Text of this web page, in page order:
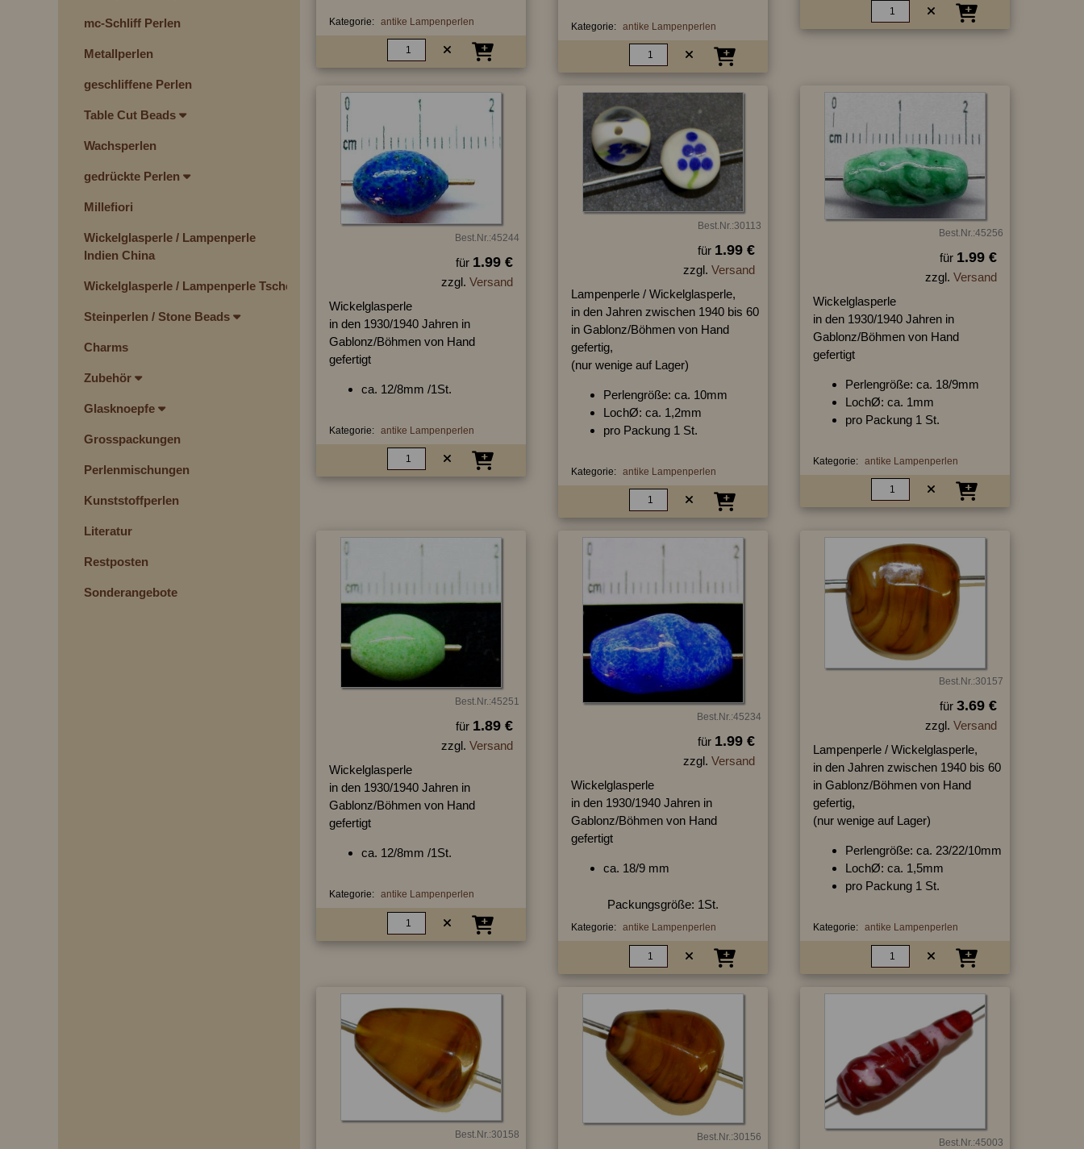
mc-Schliff Perlen
Metallperlen
geschliffene Perlen
Table Cut Beads
Wachsperlen
gedrückte Perlen
Millefiori
Wickelglasperle / Lampenperle
Indien China
Wickelglasperle / Lampenperle Tschechien
Steinperlen / Stone Beads
Charms
Zubehör
Glasknoepfe
Grosspackungen
Perlenmischungen
Kunststoffperlen
Literatur
Restposten
Sonderangebote
Kategorie: antike Lampenperlen Kategorie: antike Lampenperlen
Best.Nr.:45244
für 1.99 €
zzgl. Versand
Wickelglasperle
in den 1930/1940 Jahren in
Gablonz/Böhmen von Hand
gefertigt
ca. 12/8mm /1St.
Kategorie: antike Lampenperlen
Best.Nr.:30113
für 1.99 €
zzgl. Versand
Lampenperle / Wickelglasperle,
in den Jahren zwischen 1940 bis 60
in Gablonz/Böhmen von Hand
gefertig,
(nur wenige auf Lager)
Perlengröße: ca. 10mm
LochØ: ca. 1,2mm
pro Packung 1 St.
Kategorie: antike Lampenperlen
Best.Nr.:45256
für 1.99 €
zzgl. Versand
Wickelglasperle
in den 1930/1940 Jahren in
Gablonz/Böhmen von Hand
gefertigt
Perlengröße: ca. 18/9mm
LochØ: ca. 1mm
pro Packung 1 St.
Kategorie: antike Lampenperlen
Best.Nr.:45251
für 1.89 €
zzgl. Versand
Wickelglasperle
in den 1930/1940 Jahren in
Gablonz/Böhmen von Hand
gefertigt
ca. 12/8mm /1St.
Kategorie: antike Lampenperlen
Best.Nr.:45234
für 1.99 €
zzgl. Versand
Wickelglasperle
in den 1930/1940 Jahren in
Gablonz/Böhmen von Hand
gefertigt
ca. 18/9 mm
Packungsgröße: 1St.
Kategorie: antike Lampenperlen
Best.Nr.:30157
für 3.69 €
zzgl. Versand
Lampenperle / Wickelglasperle,
in den Jahren zwischen 1940 bis 60
in Gablonz/Böhmen von Hand
gefertig,
(nur wenige auf Lager)
Perlengröße: ca. 23/22/10mm
LochØ: ca. 1,5mm
pro Packung 1 St.
Kategorie: antike Lampenperlen
Best.Nr.:30158 Best.Nr.:30156 Best.Nr.:45003